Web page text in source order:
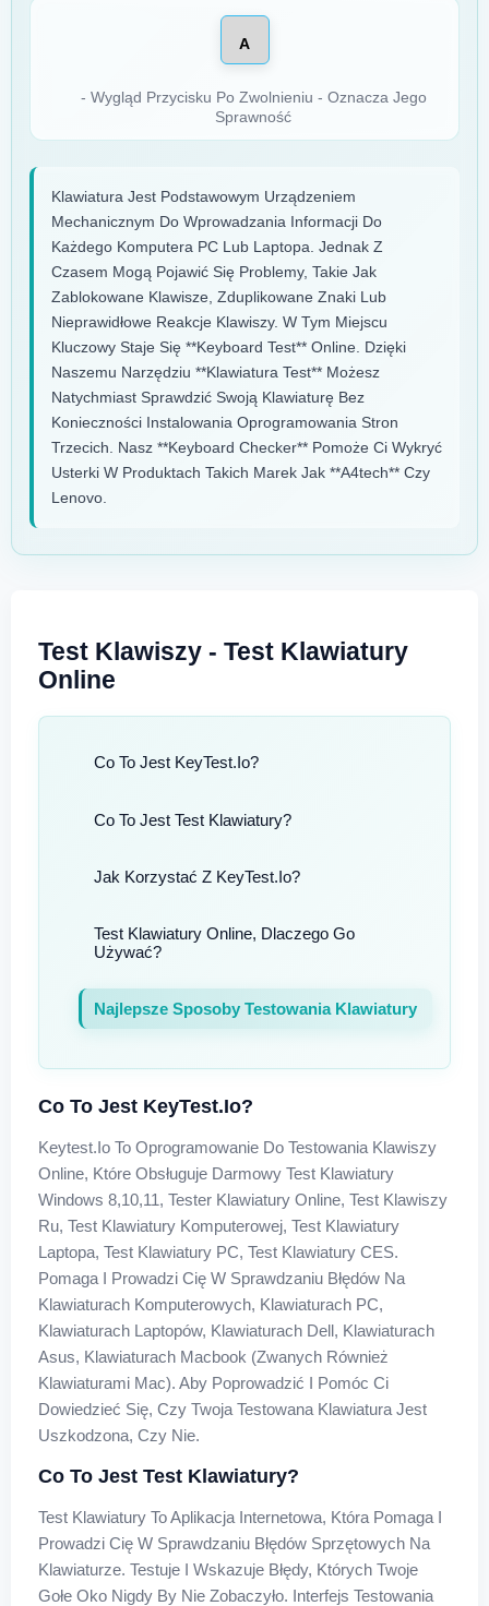
A
- Wygląd Przycisku Po Zwolnieniu - Oznacza Jego
Sprawność
Klawiatura Jest Podstawowym Urządzeniem
Mechanicznym Do Wprowadzania Informacji Do
Każdego Komputera PC Lub Laptopa. Jednak Z
Czasem Mogą Pojawić Się Problemy, Takie Jak
Zablokowane Klawisze, Zduplikowane Znaki Lub
Nieprawidłowe Reakcje Klawiszy. W Tym Miejscu
Kluczowy Staje Się **keyboard Test** Online. Dzięki
Naszemu Narzędziu **klawiatura Test** Możesz
Natychmiast Sprawdzić Swoją Klawiaturę Bez
Konieczności Instalowania Oprogramowania Stron
Trzecich. Nasz **keyboard Checker** Pomoże Ci Wykryć
Usterki W Produktach Takich Marek Jak **a4tech** Czy
Lenovo.
Test Klawiszy - Test Klawiatury
Online
Co To Jest KeyTest.io?
Co To Jest Test Klawiatury?
Jak Korzystać Z KeyTest.io?
Test Klawiatury Online, Dlaczego Go
Używać?
Najlepsze Sposoby Testowania Klawiatury
Co To Jest KeyTest.io?
Keytest.io To Oprogramowanie Do Testowania Klawiszy
Online, Które Obsługuje Darmowy Test Klawiatury
Windows 8,10,11, Tester Klawiatury Online, Test Klawiszy
Ru, Test Klawiatury Komputerowej, Test Klawiatury
Laptopa, Test Klawiatury PC, Test Klawiatury CES.
Pomaga I Prowadzi Cię W Sprawdzaniu Błędów Na
Klawiaturach Komputerowych, Klawiaturach PC,
Klawiaturach Laptopów, Klawiaturach Dell, Klawiaturach
Asus, Klawiaturach Macbook (zwanych Również
Klawiaturami Mac). Aby Poprowadzić I Pomóc Ci
Dowiedzieć Się, Czy Twoja Testowana Klawiatura Jest
Uszkodzona, Czy Nie.
Co To Jest Test Klawiatury?
Test Klawiatury To Aplikacja Internetowa, Która Pomaga I
Prowadzi Cię W Sprawdzaniu Błędów Sprzętowych Na
Klawiaturze. Testuje I Wskazuje Błędy, Których Twoje
Gołe Oko Nigdy By Nie Zobaczyło. Interfejs Testowania